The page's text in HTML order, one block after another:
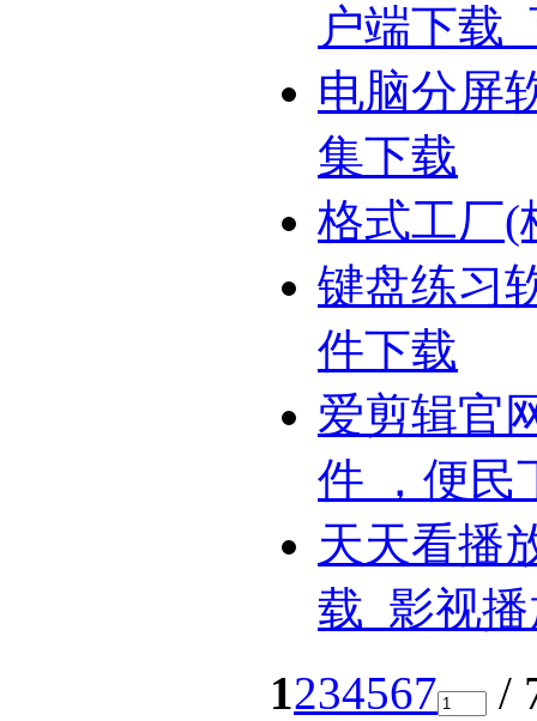
户端下载
电脑分屏
集下载
格式工厂(
键盘练习
件下载
爱剪辑官
件 ，便民
天天看播
载_影视
1234567
/